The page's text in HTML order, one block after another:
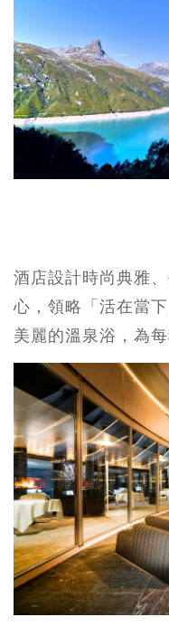
酒店設計時尚典雅
心，領略「活在當
美麗的溫泉浴，為